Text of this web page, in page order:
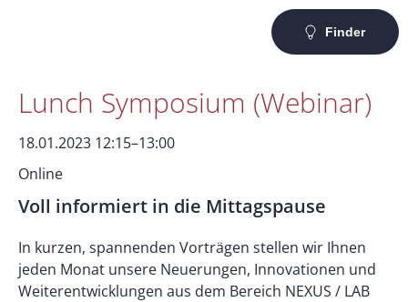
Finder
Lunch Symposium (Webinar)
18.01.2023 12:15–13:00
Online
Voll informiert in die Mittagspause
In kurzen, spannenden Vorträgen stellen wir Ihnen
jeden Monat unsere Neuerungen, Innovationen und
Weiterentwicklungen aus dem Bereich NEXUS / LAB